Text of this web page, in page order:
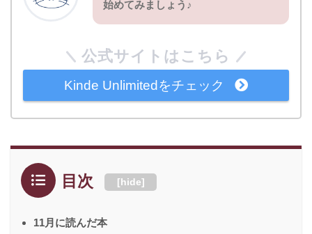
始めてみましょう♪
公式サイトはこちら
Kinde Unlimitedをチェック
目次 [hide]
11月に読んだ本